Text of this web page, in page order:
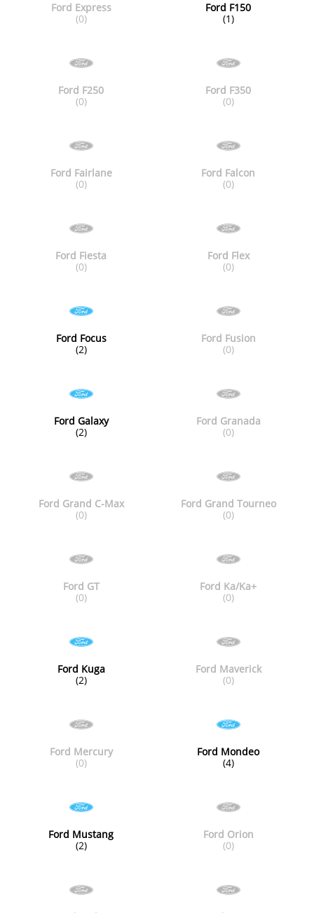
Ford Express
(0)
Ford F150
(1)
Ford F250
(0)
Ford F350
(0)
Ford Fairlane
(0)
Ford Falcon
(0)
Ford Fiesta
(0)
Ford Flex
(0)
Ford Focus
(2)
Ford Fusion
(0)
Ford Galaxy
(2)
Ford Granada
(0)
Ford Grand C-Max
(0)
Ford Grand Tourneo
(0)
Ford GT
(0)
Ford Ka/Ka+
(0)
Ford Kuga
(2)
Ford Maverick
(0)
Ford Mercury
(0)
Ford Mondeo
(4)
Ford Mustang
(2)
Ford Orion
(0)